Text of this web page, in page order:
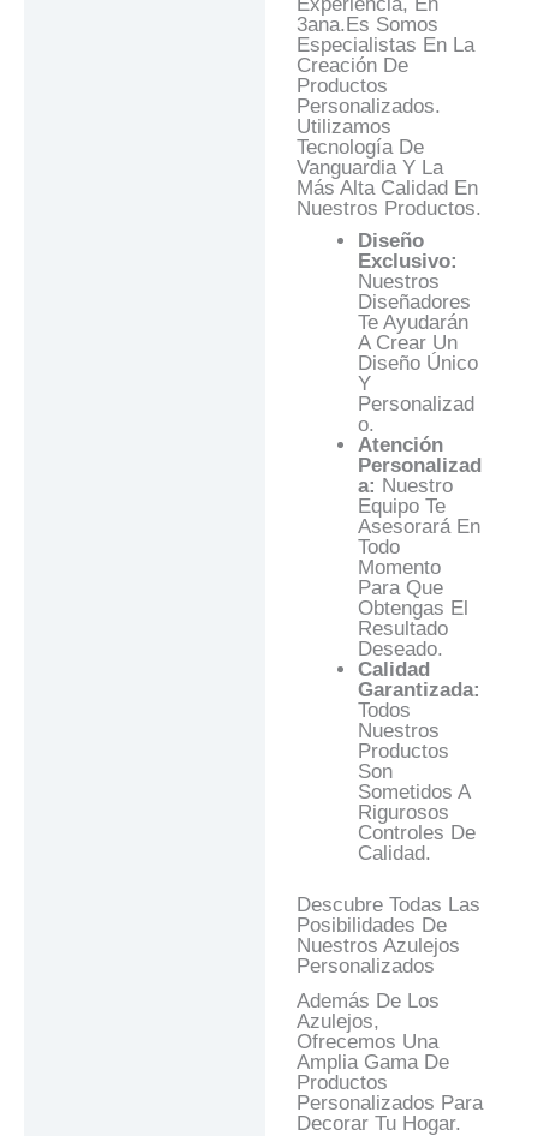
Experiencia, En
3ana.es Somos
Especialistas En La
Creación De
Productos
Personalizados.
Utilizamos
Tecnología De
Vanguardia Y La
Más Alta Calidad En
Nuestros Productos.
Diseño
Exclusivo:
Nuestros
Diseñadores
Te Ayudarán
A Crear Un
Diseño Único
Y
Personalizad
O.
Atención
Personalizad
A: Nuestro
Equipo Te
Asesorará En
Todo
Momento
Para Que
Obtengas El
Resultado
Deseado.
Calidad
Garantizada:
Todos
Nuestros
Productos
Son
Sometidos A
Rigurosos
Controles De
Calidad.
Descubre Todas Las
Posibilidades De
Nuestros Azulejos
Personalizados
Además De Los
Azulejos,
Ofrecemos Una
Amplia Gama De
Productos
Personalizados Para
Decorar Tu Hogar.